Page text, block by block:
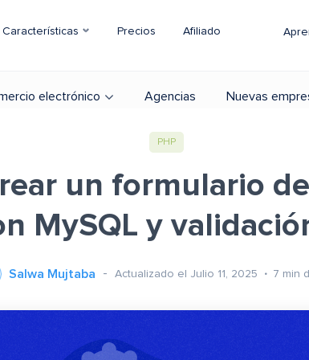
Características Precios Afiliado
electrónico Agencias Nuevas
PHP
un formulario
MySQL y
Salwa Mujtaba Actualizado el Julio 11, 2025 7 min